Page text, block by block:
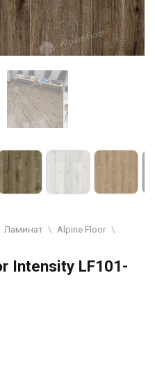
Ламинат \ Alpine Floor \
Intensity LF101-